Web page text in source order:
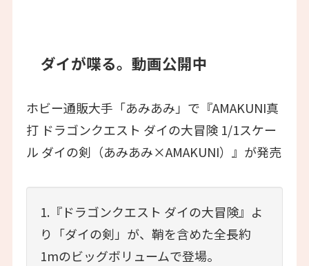
ダイが喋る。動画公開中
ホビー通販大手「あみあみ」で『AMAKUNI真
打 ドラゴンクエスト ダイの大冒険 1/1スケー
ル ダイの剣（あみあみ×AMAKUNI）』が発売
1.『ドラゴンクエスト ダイの大冒険』よ
り「ダイの剣」が、鞘を含めた全長約
1mのビッグボリュームで登場。